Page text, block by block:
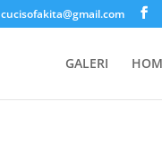
cucisofakita@gmail.com
GALERI